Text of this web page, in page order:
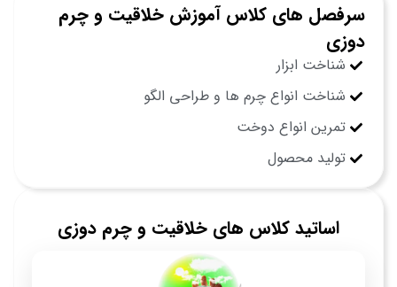
سرفصل های کلاس آموزش خلاقیت و چرم
دوزی
شناخت ابزار
شناخت انواع چرم ها و طراحی الگو
تمرین انواع دوخت
تولید محصول
اساتید کلاس های خلاقیت و چرم دوزی